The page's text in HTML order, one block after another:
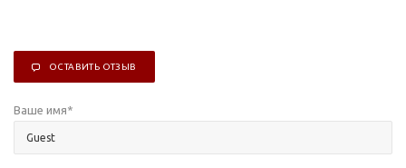
ОСТАВИТЬ ОТЗЫВ
Ваше имя*